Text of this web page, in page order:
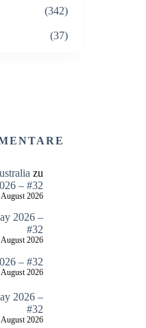
(342)
(37)
zu
– #32
August 2026
2026 –
#32
August 2026
– #32
August 2026
2026 –
#32
August 2026